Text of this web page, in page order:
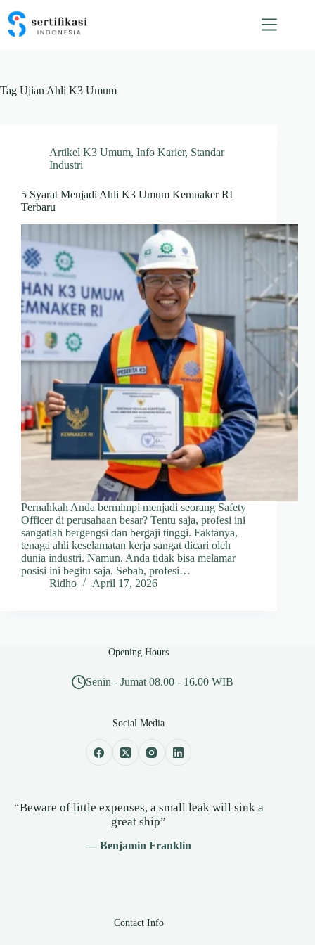
content
Tag Ujian Ahli K3 Umum
Artikel K3 Umum, Info Karier, Standar
Industri
5 Syarat Menjadi Ahli K3 Umum Kemnaker RI
Terbaru
Pernahkah Anda bermimpi menjadi seorang Safety
Officer di perusahaan besar? Tentu saja, profesi ini
sangatlah bergengsi dan bergaji tinggi. Faktanya,
tenaga ahli keselamatan kerja sangat dicari oleh
dunia industri. Namun, Anda tidak bisa melamar
posisi ini begitu saja. Sebab, profesi…
Ridho
April 17, 2026
Opening Hours
Senin - Jumat 08.00 - 16.00 WIB
Social Media
“Beware of little expenses, a small leak will sink a
great ship”
— Benjamin Franklin
Contact Info